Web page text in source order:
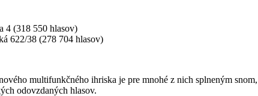
4 (318 550 hlasov)
622/38 (278 704 hlasov)
multifunkčného ihriska je pre mnohé z nich splneným
odovzdaných hlasov.